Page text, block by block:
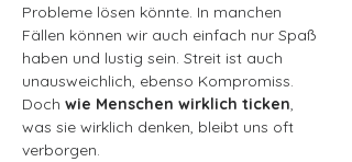
Probleme lösen könnte. In manchen
Fällen können wir auch einfach nur Spaß
haben und lustig sein. Streit ist auch
unausweichlich, ebenso Kompromiss.
Doch wie Menschen wirklich ticken,
was sie wirklich denken, bleibt uns oft
verborgen.